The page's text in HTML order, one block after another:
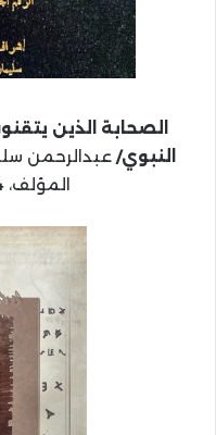
الصحابة الذين
النبوي/ عبدالرحمن
المؤلف، 1444 هـ، 2023 م.